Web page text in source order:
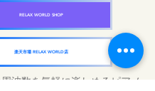
RELAX WORLD SHOP
楽天市場 RELAX WORLD店
波数を気軽に楽しめるピアノ